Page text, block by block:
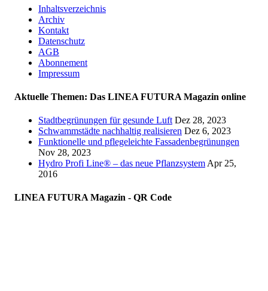
Inhaltsverzeichnis
Archiv
Kontakt
Datenschutz
AGB
Abonnement
Impressum
Aktuelle Themen: Das LINEA FUTURA Magazin online
Stadtbegrünungen für gesunde Luft Dez 28, 2023
Schwammstädte nachhaltig realisieren Dez 6, 2023
Funktionelle und pflegeleichte Fassadenbegrünungen
Nov 28, 2023
Hydro Profi Line® – das neue Pflanzsystem Apr 25,
2016
LINEA FUTURA Magazin - QR Code